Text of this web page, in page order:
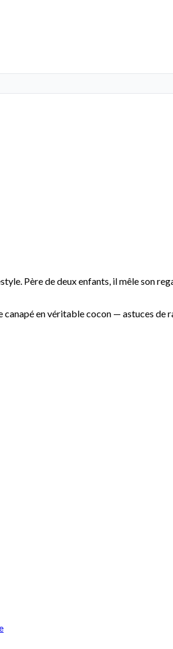
Père de deux enfants, il mêle son
en véritable cocon — astuces de